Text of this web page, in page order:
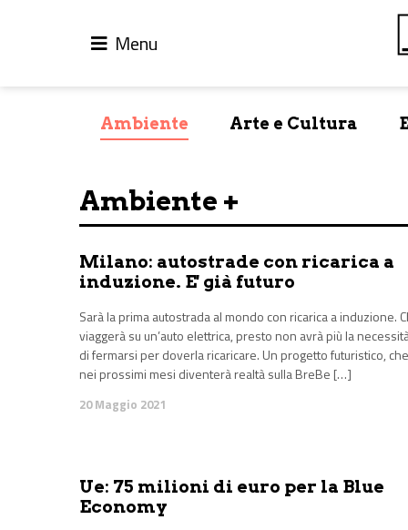
Menu
Ambiente Arte e Cultura
Ambiente +
Milano: autostrade con ricarica a
induzione. E' già futuro
Sarà la prima autostrada al mondo con ricarica a induzione.
viaggerà su un’auto elettrica, presto non avrà più la
di fermarsi per doverla ricaricare. Un progetto futuristico, che
nei prossimi mesi diventerà realtà sulla BreBe […]
20 Maggio 2021
Ue: 75 milioni di euro per la Blue
Economy